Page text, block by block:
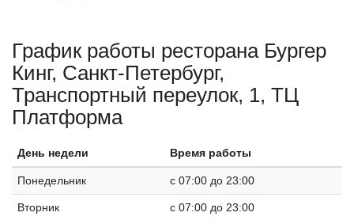
График работы ресторана Бургер
Кинг, Санкт-Петербург,
Транспортный переулок, 1, ТЦ
Платформа
День недели Время работы
Понедельник c 07:00 до 23:00
Вторник c 07:00 до 23:00